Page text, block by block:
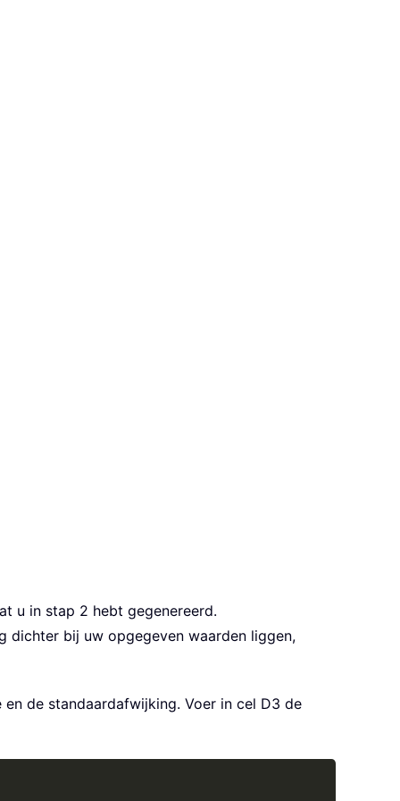
u in stap 2 hebt gegenereerd.
dichter bij uw opgegeven waarden liggen,
de standaardafwijking. Voer in cel D3 de